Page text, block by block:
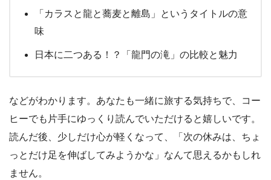
「カラスと龍と蕎麦と離島」というタイトルの意
味
日本に二つある！？「龍門の滝」の比較と魅力
などがわかります。あなたも一緒に旅する気持ちで、コー
ヒーでも片手にゆっくり読んでいただけると嬉しいです。
読んだ後、少しだけ心が軽くなって、「次の休みは、ちょ
っとだけ足を伸ばしてみようかな」なんて思えるかもしれ
ません。